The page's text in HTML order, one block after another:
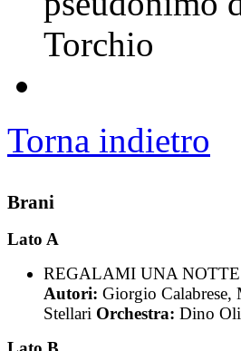
Torchio
Torna indietro
Brani
Lato A
REGALAMI UNA NOTTE
Autori: Giorgio Calabrese,
Stellari Orchestra: Dino